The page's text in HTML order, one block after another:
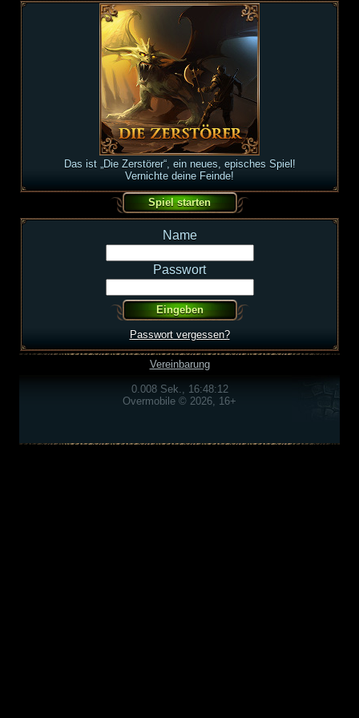
Das ist „Die Zerstörer“, ein neues, episches Spiel!
Vernichte deine Feinde!
Name
Passwort
Passwort vergessen?
Vereinbarung
0.008 Sek., 16:48:12
Overmobile © 2026, 16+